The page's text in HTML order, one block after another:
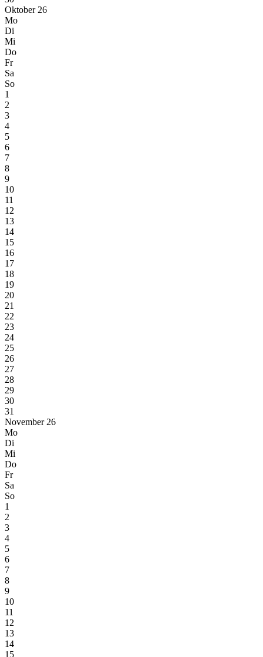
Oktober 26
Mo
Di
Mi
Do
Fr
Sa
So
1
2
3
4
5
6
7
8
9
10
11
12
13
14
15
16
17
18
19
20
21
22
23
24
25
26
27
28
29
30
31
November 26
Mo
Di
Mi
Do
Fr
Sa
So
1
2
3
4
5
6
7
8
9
10
11
12
13
14
15